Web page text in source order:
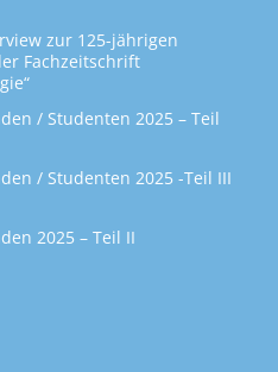
zur 125-jährigen
Fachzeitschrift
/ Studenten 2025 – Teil
/ Studenten 2025 -Teil III
2025 – Teil II